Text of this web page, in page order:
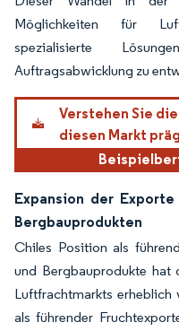
Möglichkeiten für
spezialisierte
Auftragsabwicklung zu
Verstehen Sie
diesen Markt
Expansion der
Bergbauprodukten
Chiles Position als
und Bergbauprodukte hat
Luftfrachtmarkts
als führender